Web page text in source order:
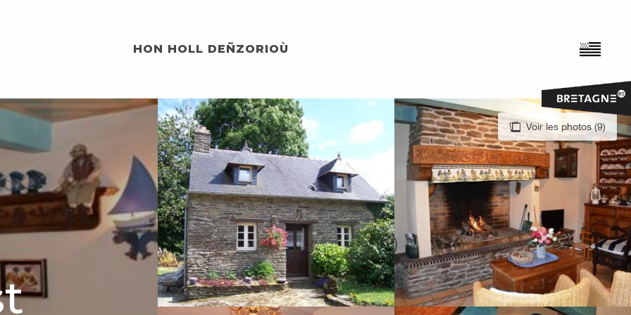
HON HOLL DEÑZORIOÙ
Voir les photos (9)